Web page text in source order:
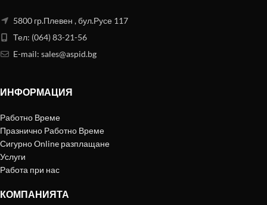
5800 гр.Плевен , бул.Русе 117
Тел: (064) 83-21-56
E-mail: sales@aspid.bg
ИНФОРМАЦИЯ
Работно Време
Празнично Работно Време
Сигурно Online разплащане
Услуги
Работа при нас
КОМПАНИЯТА